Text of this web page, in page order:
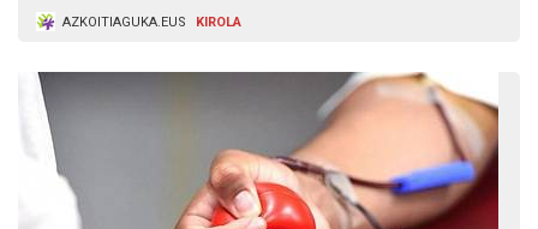
AZKOITIAGUKA.EUS KIROLA